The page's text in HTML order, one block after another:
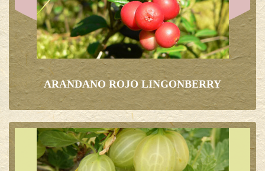
ARANDANO ROJO LINGONBERRY